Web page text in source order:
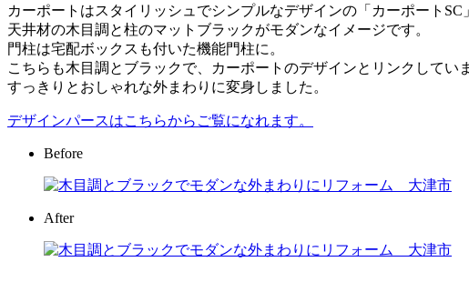
カーポートはスタイリッシュでシンプルなデザインの「カーポートSC
天井材の木目調と柱のマットブラックがモダンなイメージです。
門柱は宅配ボックスも付いた機能門柱に。
こちらも木目調とブラックで、カーポートのデザインとリンクしてい
すっきりとおしゃれな外まわりに変身しました。
デザインパースはこちらからご覧になれます。
Before
After